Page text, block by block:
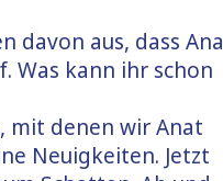
davon aus, dass
Was kann ihr schon
mit denen wir Anat
Neuigkeiten. Jetzt